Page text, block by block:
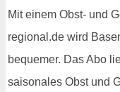
Mit einem Obst- und
regional.de wird
bequemer. Das Abo
saisonales Obst und